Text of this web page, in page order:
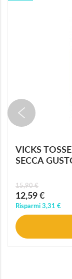
VICKS
SECCA
Prezzo
speciale
12,59 €
15,90 €
Risparmi 3,31 €